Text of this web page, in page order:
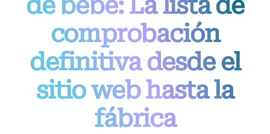
de bebé: La lista de
comprobación
definitiva desde el
sitio web hasta la
fábrica